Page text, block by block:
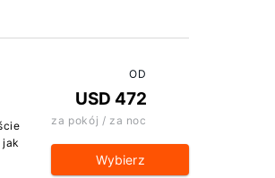
OD
USD 472
za pokój / za noc
Wybierz